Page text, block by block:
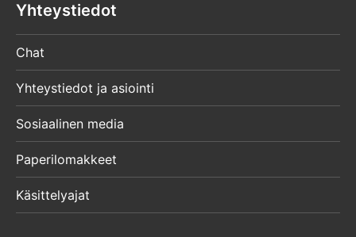
Yhteystiedot
Chat
Yhteystiedot ja asiointi
Sosiaalinen media
Paperilomakkeet
Käsittelyajat